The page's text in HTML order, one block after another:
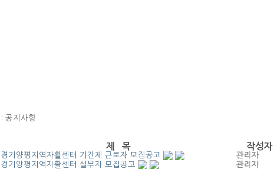
: 공지사항
제 목 작성자
경기양평지역자활센터 기간제 근로자 모집공고 관리자
경기양평지역자활센터 실무자 모집공고 관리자